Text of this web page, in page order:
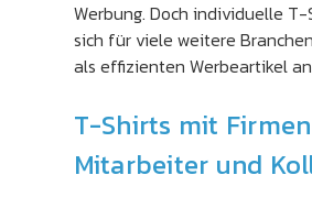
Werbung. Doch individuelle
sich für viele weitere
als effizienten Werbeartikel
T-Shirts mit
Mitarbeiter und